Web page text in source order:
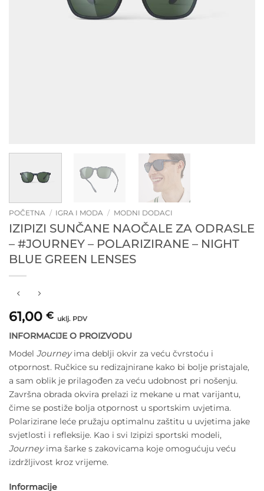
POČETNA / IGRA I MODA / MODNI DODACI
IZIPIZI SUNČANE NAOČALE ZA ODRASLE
– #JOURNEY – POLARIZIRANE – NIGHT
BLUE GREEN LENSES
61,00 € uklj. PDV
INFORMACIJE O PROIZVODU
Model Journeyima deblji okvir za veću čvrstoću i
otpornost. Ručkice su redizajnirane kako bi bolje pristajale,
a sam oblik je prilagođen za veću udobnost pri nošenju.
Završna obrada okvira prelazi iz mekane u mat varijantu,
čime se postiže bolja otpornost u sportskim uvjetima.
Polarizirane leće pružaju optimalnu zaštitu u uvjetima jake
svjetlosti i refleksije. Kao i svi Izipizi sportski modeli,
Journeyima šarke s zakovicama koje omogućuju veću
izdržljivost kroz vrijeme.
Informacije